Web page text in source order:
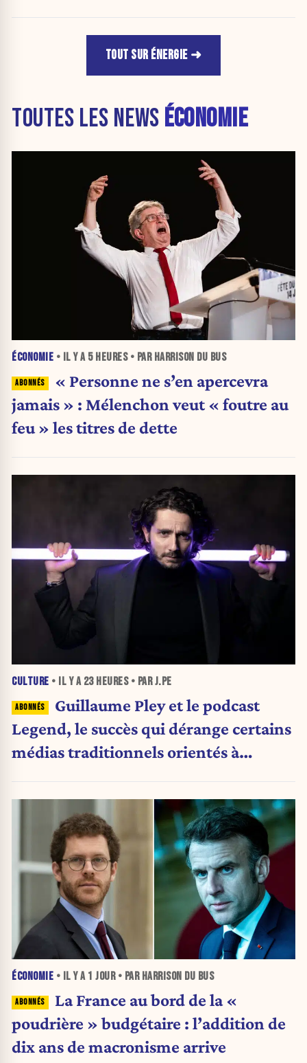
TOUT SUR ÉNERGIE
TOUTES LES NEWS ÉCONOMIE
ÉCONOMIE • IL Y A 5 HEURES• PAR HARRISON DU BUS
« Personne ne s’en apercevra
jamais » : Mélenchon veut « foutre au
feu » les titres de dette
CULTURE • IL Y A 23 HEURES• PAR J.PE
Guillaume Pley et le podcast
Legend, le succès qui dérange certains
médias traditionnels orientés à
ÉCONOMIE • IL Y A 1 JOUR• PAR HARRISON DU BUS
La France au bord de la «
poudrière » budgétaire : l’addition de
dix ans de macronisme arrive